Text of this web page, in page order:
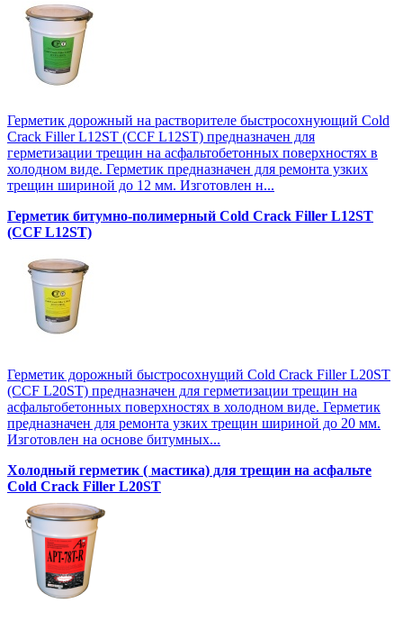
Герметик дорожный на растворителе быстросохнующий Cold
Crack Filler L12SТ (CCF L12SТ) предназначен для
герметизации трещин на асфальтобетонных поверхностях в
холодном виде. Герметик предназначен для ремонта узких
трещин шириной до 12 мм. Изготовлен н...
Герметик битумно-полимерный Cold Crack Filler L12SТ
(CCF L12SТ)
Герметик дорожный быстросохнущий Cold Crack Filler L20SТ
(CCF L20SТ) предназначен для герметизации трещин на
асфальтобетонных поверхностях в холодном виде. Герметик
предназначен для ремонта узких трещин шириной до 20 мм.
Изготовлен на основе битумных...
Холодный герметик ( мастика) для трещин на асфальте
Cold Crack Filler L20SТ